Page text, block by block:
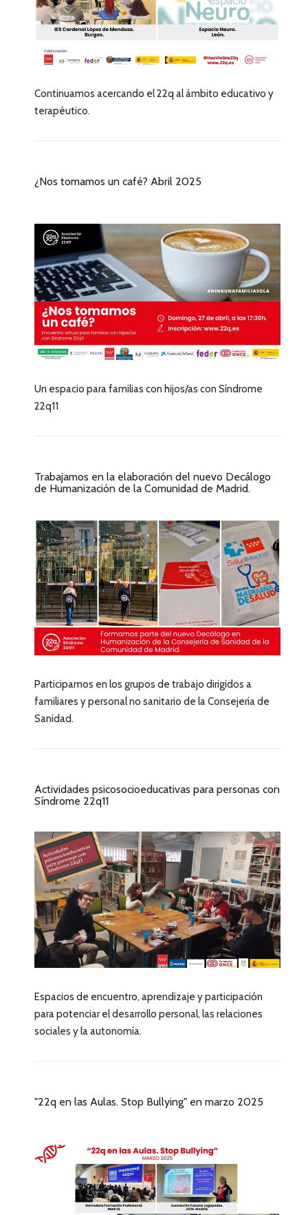
Continuamos acercando el 22q al ámbito educativo y
terapéutico.
¿Nos tomamos un café? Abril 2025
Un espacio para familias con hijos/as con Síndrome
22q11
Trabajamos en la elaboración del nuevo Decálogo
de Humanización de la Comunidad de Madrid.
Participamos en los grupos de trabajo dirigidos a
familiares y personal no sanitario de la Consejería de
Sanidad.
Actividades psicosocioeducativas para personas con
Síndrome 22q11
Espacios de encuentro, aprendizaje y participación
para potenciar el desarrollo personal, las relaciones
sociales y la autonomía.
"22q en las Aulas. Stop Bullying" en marzo 2025